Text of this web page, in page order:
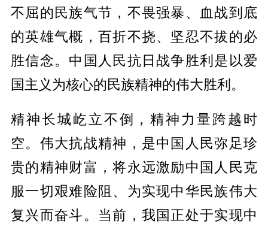
不屈的民族气节，不畏强暴、血战到底
的英雄气概，百折不挠、坚忍不拔的必
胜信念。中国人民抗日战争胜利是以爱
国主义为核心的民族精神的伟大胜利。
精神长城屹立不倒，精神力量跨越时
空。伟大抗战精神，是中国人民弥足珍
贵的精神财富，将永远激励中国人民克
服一切艰难险阻、为实现中华民族伟大
复兴而奋斗。当前，我国正处于实现中